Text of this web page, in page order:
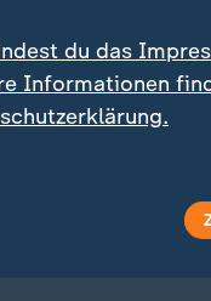
gegen Alzheimer
der Krankheit,
du das
Informationen